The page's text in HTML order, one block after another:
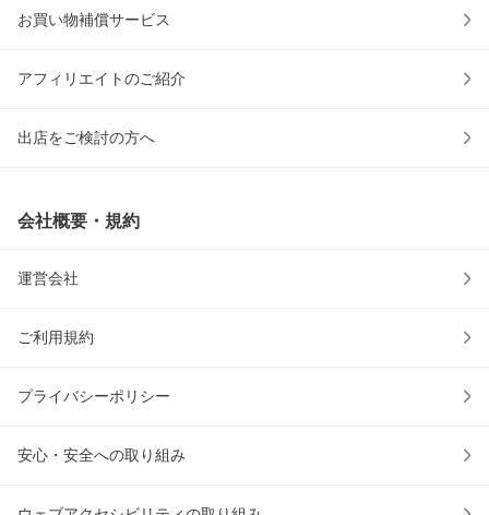
お買い物補償サービス
アフィリエイトのご紹介
出店をご検討の方へ
会社概要・規約
運営会社
ご利用規約
プライバシーポリシー
安心・安全への取り組み